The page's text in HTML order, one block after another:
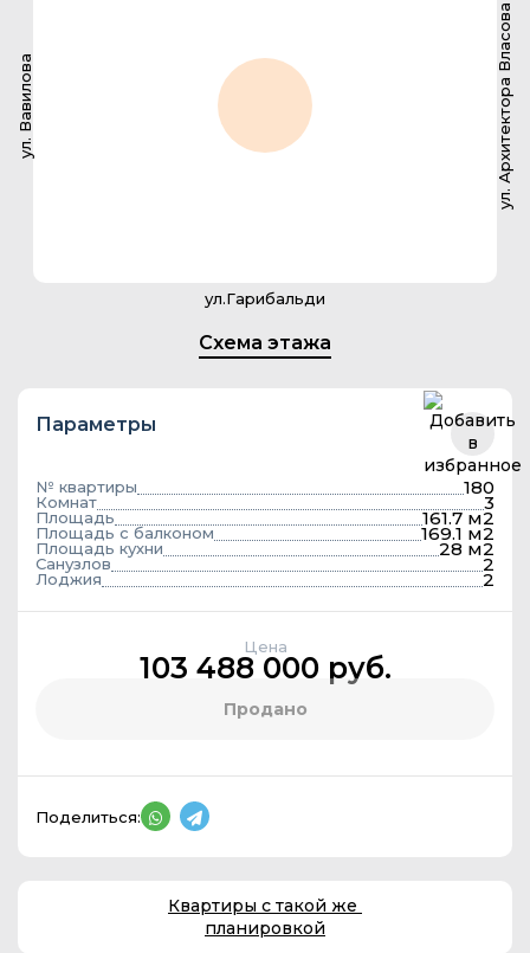
Квартиры с такой же
планировкой
ул. Вавилова
ул.Гарибальди
ул. Архитектора Власова
Схема этажа
Параметры
№ квартиры 180
Комнат 3
Площадь 161.7 м2
Площадь с балконом 169.1 м2
Площадь кухни 28 м2
Санузлов 2
Лоджия 2
Цена
103 488 000 руб.
Продано
Поделиться: